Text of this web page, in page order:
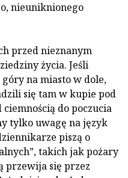
nieuniknionego
przed nieznanym
życia. Jeśli
na miasto w dole,
się tam w kupie pod
ciemnością do poczucia
tylko uwagę na język
piszą o
takich jak pożary
przewija się przez